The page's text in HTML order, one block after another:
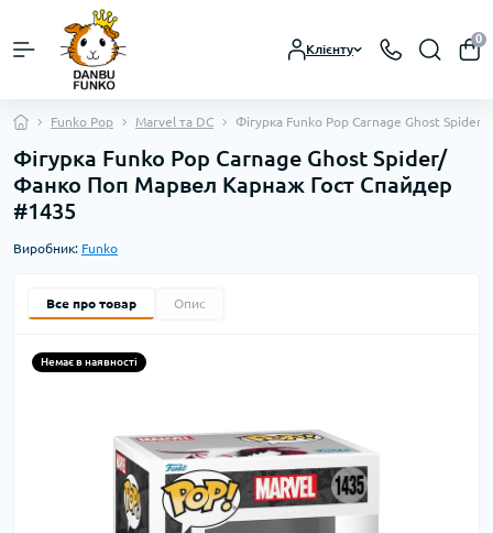
Клієнту
0
Funko Pop Marvel та DC Фігурка Funko Pop Carnage Ghost
Фігурка Funko Pop Carnage Ghost Spider/
Фанко Поп Марвел Карнаж Гост Спайдер
#1435
Виробник: Funko
Все про товар Опис
Немає в наявності